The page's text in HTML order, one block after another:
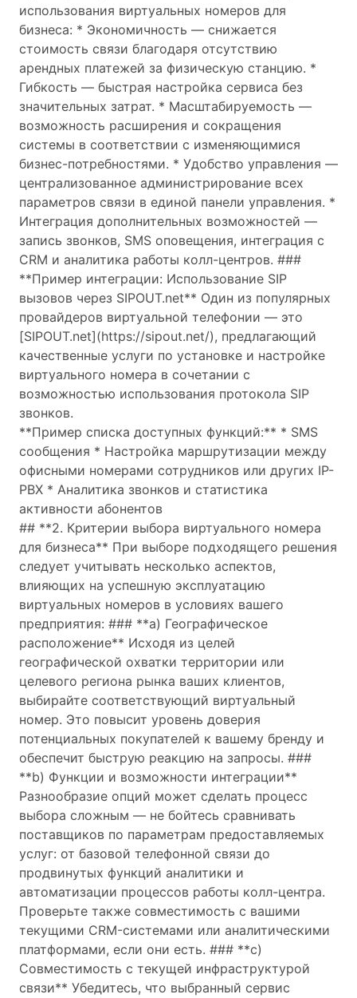
использования виртуальных номеров для
бизнеса: * Экономичность — снижается
стоимость связи благодаря отсутствию
арендных платежей за физическую станцию. *
Гибкость — быстрая настройка сервиса без
значительных затрат. * Масштабируемость —
возможность расширения и сокращения
системы в соответствии с изменяющимися
бизнес-потребностями. * Удобство управления —
централизованное администрирование всех
параметров связи в единой панели управления. *
Интеграция дополнительных возможностей —
запись звонков, SMS оповещения, интеграция с
CRM и аналитика работы колл-центров. ###
**Пример интеграции: Использование SIP
вызовов через SIPOUT.net** Один из популярных
провайдеров виртуальной телефонии — это
[SIPOUT.net](https://sipout.net/), предлагающий
качественные услуги по установке и настройке
виртуального номера в сочетании с
возможностью использования протокола SIP
звонков.
**Пример списка доступных функций:** * SMS
сообщения * Настройка маршрутизации между
офисными номерами сотрудников или других IP-
PBX * Аналитика звонков и статистика
активности абонентов
## **2. Критерии выбора виртуального номера
для бизнеса** При выборе подходящего решения
следует учитывать несколько аспектов,
влияющих на успешную эксплуатацию
виртуальных номеров в условиях вашего
предприятия: ### **а) Географическое
расположение** Исходя из целей
географической охватки территории или
целевого региона рынка ваших клиентов,
выбирайте соответствующий виртуальный
номер. Это повысит уровень доверия
потенциальных покупателей к вашему бренду и
обеспечит быструю реакцию на запросы. ###
**b) Функции и возможности интеграции**
Разнообразие опций может сделать процесс
выбора сложным — не бойтесь сравнивать
поставщиков по параметрам предоставляемых
услуг: от базовой телефонной связи до
продвинутых функций аналитики и
автоматизации процессов работы колл-центра.
Проверьте также совместимость с вашими
текущими CRM-системами или аналитическими
платформами, если они есть. ### **c)
Совместимость с текущей инфраструктурой
связи** Убедитесь, что выбранный сервис